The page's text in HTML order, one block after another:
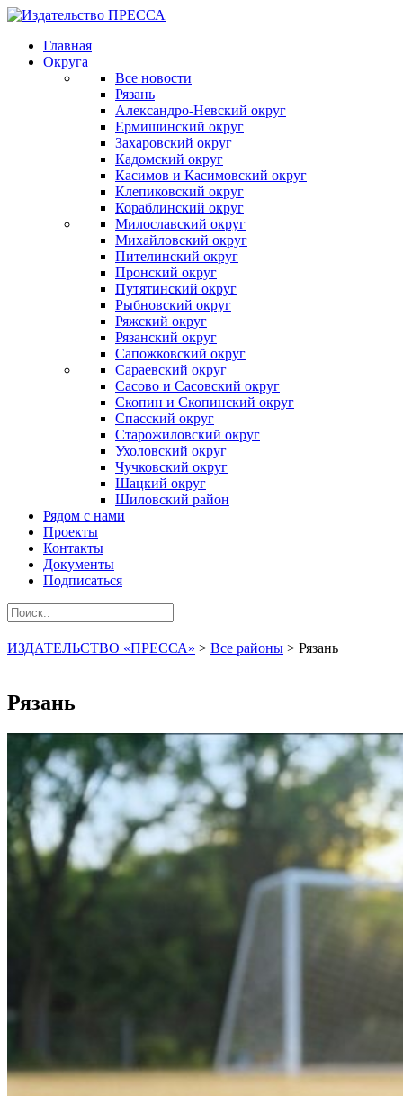
Главная
Округа
Все новости
Рязань
Александро-Невский округ
Ермишинский округ
Захаровский округ
Кадомский округ
Касимов и Касимовский округ
Клепиковский округ
Кораблинский округ
Милославский округ
Михайловский округ
Пителинский округ
Пронский округ
Путятинский округ
Рыбновский округ
Ряжский округ
Рязанский округ
Сапожковский округ
Сараевский округ
Сасово и Сасовский округ
Скопин и Скопинский округ
Спасский округ
Старожиловский округ
Ухоловский округ
Чучковский округ
Шацкий округ
Шиловский район
Рядом с нами
Проекты
Контакты
Документы
Подписаться
ИЗДАТЕЛЬСТВО «ПРЕССА» > Все районы > Рязань
Рязань